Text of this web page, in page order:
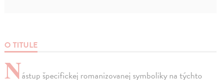
O TITULE
Nástup špecifickej romanizovanej symboliky na týchto